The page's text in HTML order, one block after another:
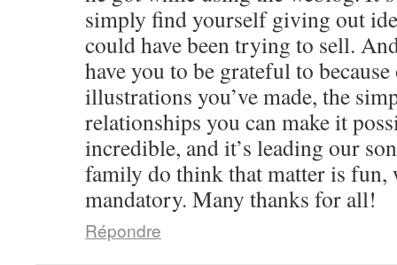
simply find yourself giving out
could have been trying to sell.
have you to be grateful to
illustrations you’ve made, the
relationships you can make it
incredible, and it’s leading our
family do think that matter is
mandatory. Many thanks for all!
Répondre